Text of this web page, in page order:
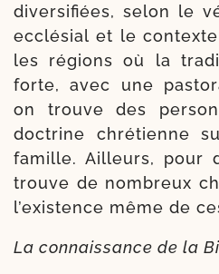
diver­si­fiées, selon le
ecclé­sial et le
les régions où la
forte, avec une
on trouve des
doc­trine chré­tienne
famille. Ailleurs, pour
trouve de nom­breux
l’existence même de
La connais­sance de la